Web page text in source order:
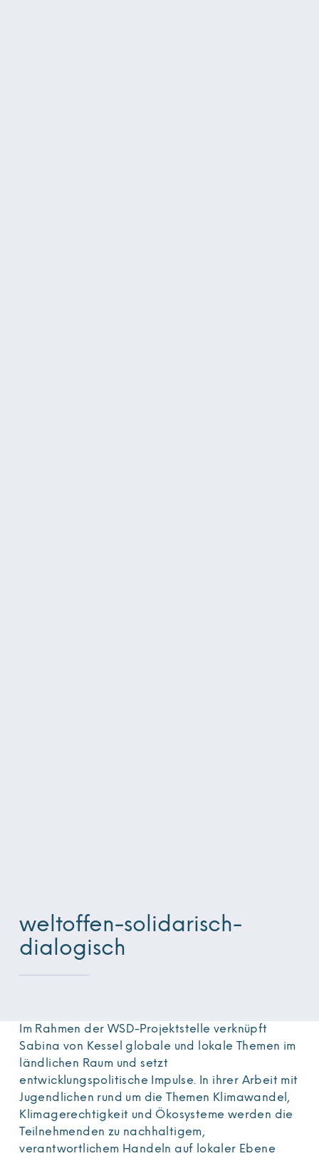
weltoffen-solidarisch-
dialogisch
Im Rahmen der WSD-Projektstelle verknüpft
Sabina von Kessel globale und lokale Themen im
ländlichen Raum und setzt
entwicklungspolitische Impulse. In ihrer Arbeit mit
Jugendlichen rund um die Themen Klimawandel,
Klimagerechtigkeit und Ökosysteme werden die
Teilnehmenden zu nachhaltigem,
verantwortlichem Handeln auf lokaler Ebene